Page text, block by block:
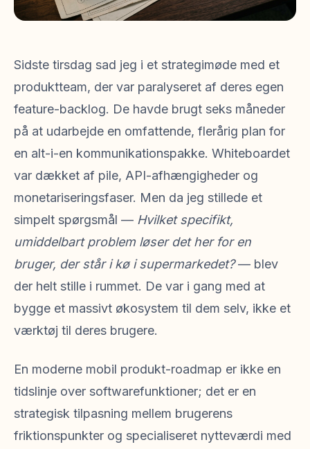
Sidste tirsdag sad jeg i et strategimøde med et
produktteam, der var paralyseret af deres egen
feature-backlog. De havde brugt seks måneder
på at udarbejde en omfattende, flerårig plan for
en alt-i-en kommunikationspakke. Whiteboardet
var dækket af pile, API-afhængigheder og
monetariseringsfaser. Men da jeg stillede et
simpelt spørgsmål — Hvilket specifikt,
umiddelbart problem løser det her for en
bruger, der står i kø i supermarkedet?— blev
der helt stille i rummet. De var i gang med at
bygge et massivt økosystem til dem selv, ikke et
værktøj til deres brugere.
En moderne mobil produkt-roadmap er ikke en
tidslinje over softwarefunktioner; det er en
strategisk tilpasning mellem brugerens
friktionspunkter og specialiseret nytteværdi med